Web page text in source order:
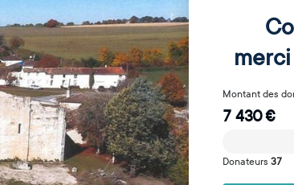
Montant des
7 430€
Donateurs 37